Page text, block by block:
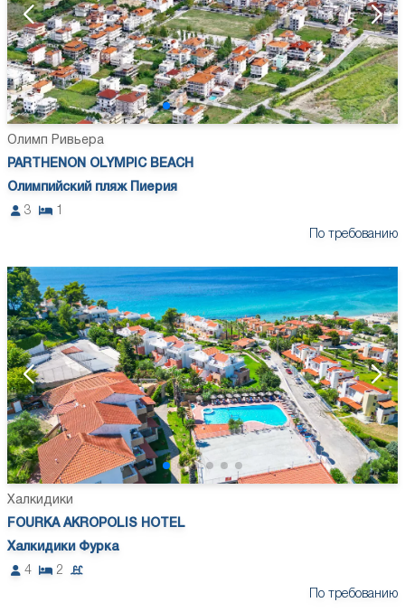
Олимп Ривьера
PARTHENON OLYMPIC BEACH
Олимпийский пляж Пиерия
3
1
По требованию
Халкидики
FOURKA AKROPOLIS HOTEL
Халкидики Фурка
4
2
По требованию